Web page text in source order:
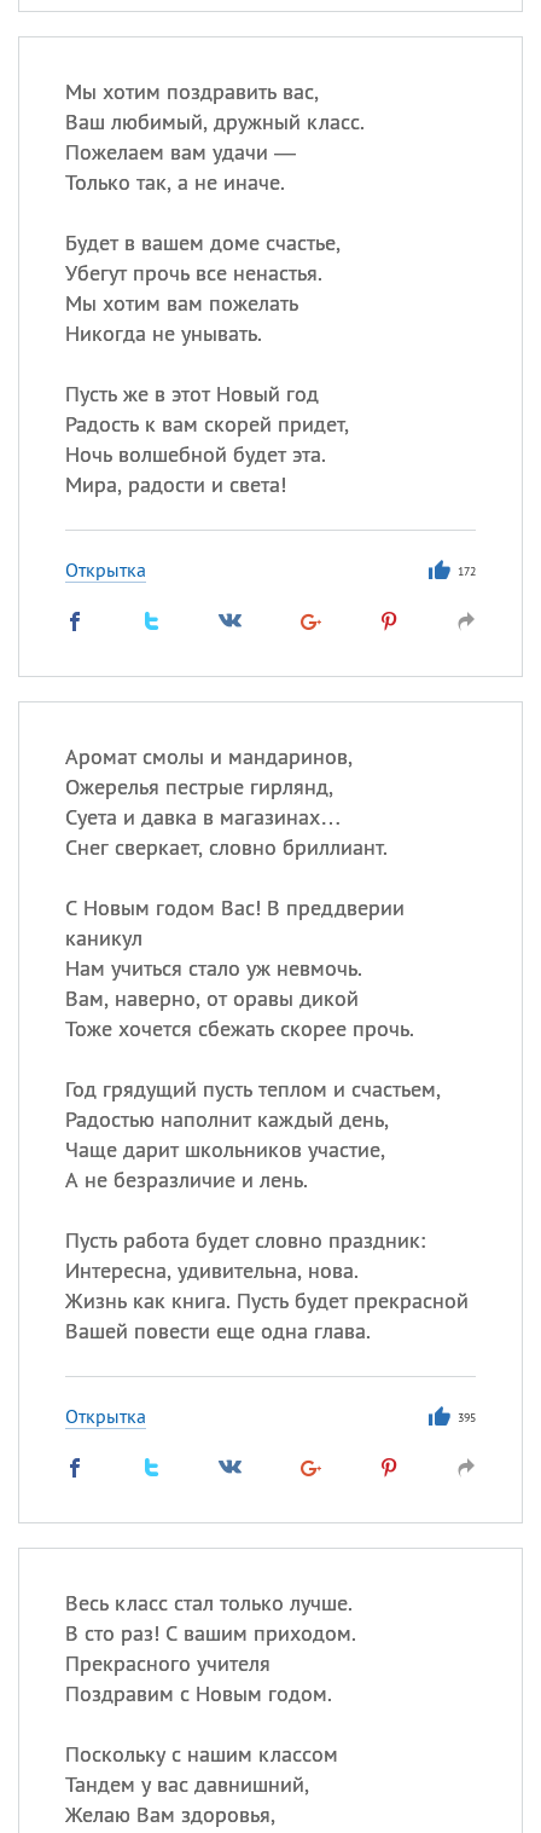
Мы хотим поздравить вас,
Ваш любимый, дружный класс.
Пожелаем вам удачи —
Только так, а не иначе.
Будет в вашем доме счастье,
Убегут прочь все ненастья.
Мы хотим вам пожелать
Никогда не унывать.
Пусть же в этот Новый год
Радость к вам скорей придет,
Ночь волшебной будет эта.
Мира, радости и света!
Открытка 172
Аромат смолы и мандаринов,
Ожерелья пестрые гирлянд,
Суета и давка в магазинах…
Снег сверкает, словно бриллиант.
С Новым годом Вас! В преддверии
каникул
Нам учиться стало уж невмочь.
Вам, наверно, от оравы дикой
Тоже хочется сбежать скорее прочь.
Год грядущий пусть теплом и счастьем,
Радостью наполнит каждый день,
Чаще дарит школьников участие,
А не безразличие и лень.
Пусть работа будет словно праздник:
Интересна, удивительна, нова.
Жизнь как книга. Пусть будет прекрасной
Вашей повести еще одна глава.
Открытка 395
Весь класс стал только лучше.
В сто раз! С вашим приходом.
Прекрасного учителя
Поздравим с Новым годом.
Поскольку с нашим классом
Тандем у вас давнишний,
Желаю Вам здоровья,